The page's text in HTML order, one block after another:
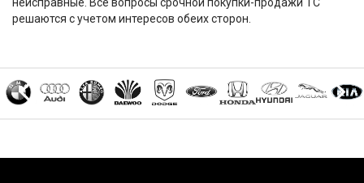
решаются с учетом интересов обеих сторон.